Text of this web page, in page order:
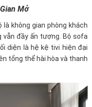
Mở
không gian phòng khách
vẫn đầy ấn tượng. Bộ sofa
diện là hệ kệ tivi hiện đại
tổng thể hài hòa và thanh